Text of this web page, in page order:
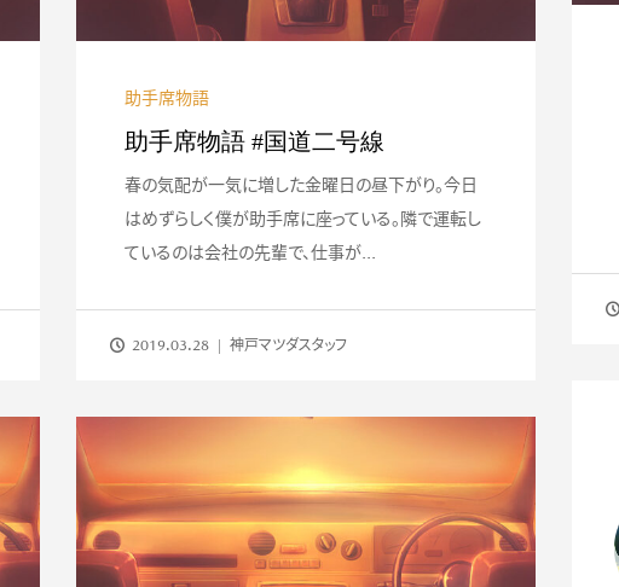
助手席物語
助手席物語 #国道二号線
春の気配が一気に増した金曜日の昼下がり。今日
はめずらしく僕が助手席に座っている。隣で運転し
ているのは会社の先輩で、仕事が...
2019.03.28 神戸マツダスタッフ